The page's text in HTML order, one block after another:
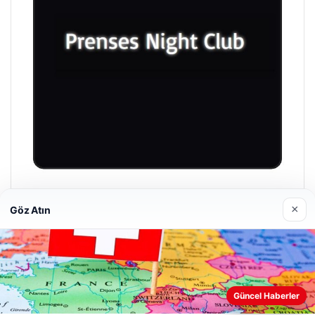
29/04/2026
Web sitemizi nasıl kullandığınızı daha iyi anlayabilmek,
Göz Atın ×
Güncel Haberler